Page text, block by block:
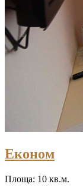
Економ
Площа: 10 кв.м.